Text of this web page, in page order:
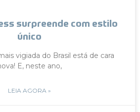
surpreende com estilo
único
vigiada do Brasil está de cara
E, neste ano,
LEIA AGORA »